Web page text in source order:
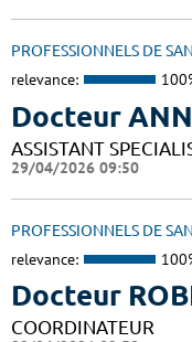
PROFESSIONNELS DE
relevance:
Docteur
ASSISTANT
29/04/2026 09:50
PROFESSIONNELS DE
relevance:
Docteur
COORDINATEUR